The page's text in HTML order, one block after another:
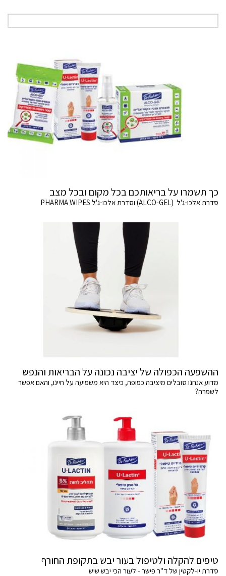
כך תשמרו על בריאותכם בכל מקום ובכל מצב
סדרת אלכו-ג'ל (ALCO-GEL) וסדרת אלכו-ג'ל PHARMA WIPES
ההשפעה הכפולה של יציבה נכונה על הבריאות והנפש
מדוע אנחנו סובלים מיציבה כפופה, כיצד היא משפיעה על חיינו, והאם אפשר
לשפרה?
טיפים להקלה ולטיפול בעור יבש בתקופת החורף
סדרת יו-לקטין של ד"ר פישר - לעור הכי יבש שיש